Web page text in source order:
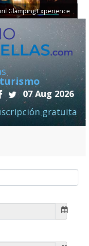
Glamping Experience
07 Aug 2026
gratuita